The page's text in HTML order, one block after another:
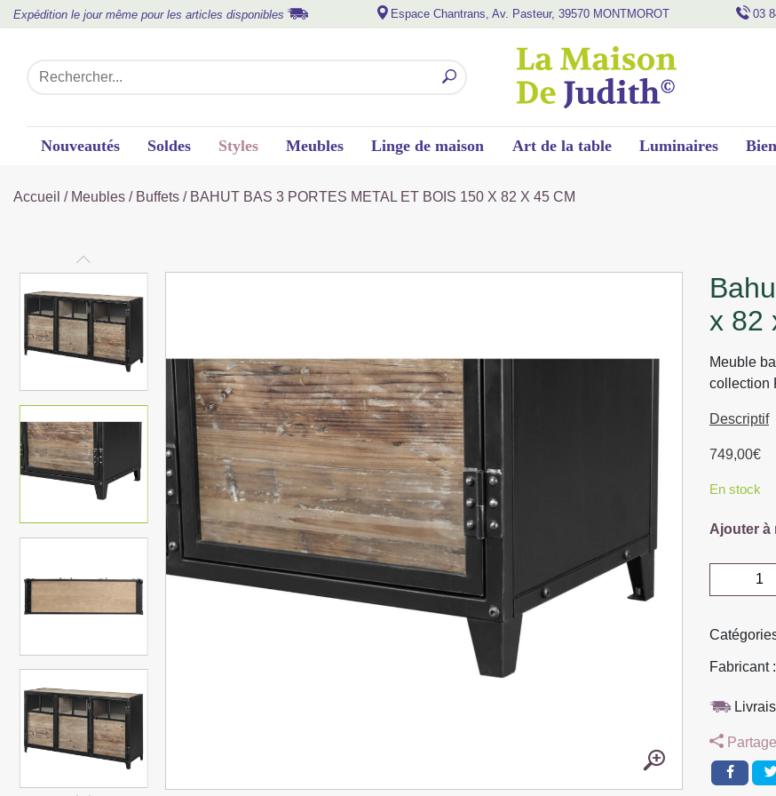
Expédition le jour même pour les articles disponibles Espace Chantrans, Av. Pasteur, 39570 MONTMOROT 03
Nouveautés Soldes Styles Meubles Linge de maison Art de la table Luminaires
Accueil / Meubles / Buffets / BAHUT BAS 3 PORTES METAL ET BOIS 150 X 82 X 45 CM
bahut bas 3 portes metal et bois 150
x 82
Meuble
collection
Descriptif
749,00€
En stock
Ajouter à
quantité
de
BAS
3
METAL
BOIS
150
X
Fabricant